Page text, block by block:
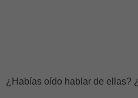
¿Habías oído hablar de ellas? ¿